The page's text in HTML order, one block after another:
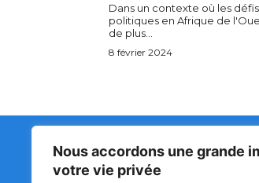
Nous accordons une grande
votre vie privée
Dans un contexte où les défis
politiques en Afrique de
de plus...
8 février 2024
Matin Libre